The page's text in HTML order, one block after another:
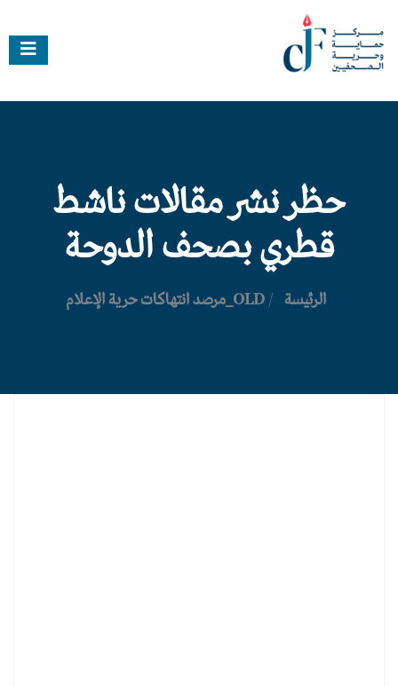
حظر نشر مقالات ناشط
قطري بصحف الدوحة
الرئيسة /OLD_مرصد انتهاكات حرية الإعلام